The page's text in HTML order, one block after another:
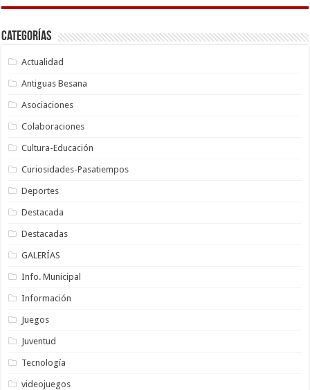
Categorías
Actualidad
Antiguas Besana
Asociaciones
Colaboraciones
Cultura-Educación
Curiosidades-Pasatiempos
Deportes
Destacada
Destacadas
GALERÍAS
Info. Municipal
Información
Juegos
Juventud
Tecnología
videojuegos